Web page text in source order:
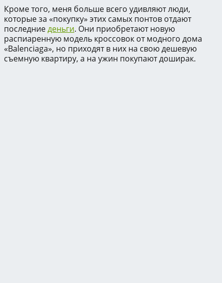
Кроме того, меня больше всего удивляют люди,
которые за «покупку» этих самых понтов отдают
последниеденьги. Они приобретают новую
распиаренную модель кроссовок от модного дома
«Balenciaga», но приходят в них на свою дешевую
съемную квартиру, а на ужин покупают доширак.